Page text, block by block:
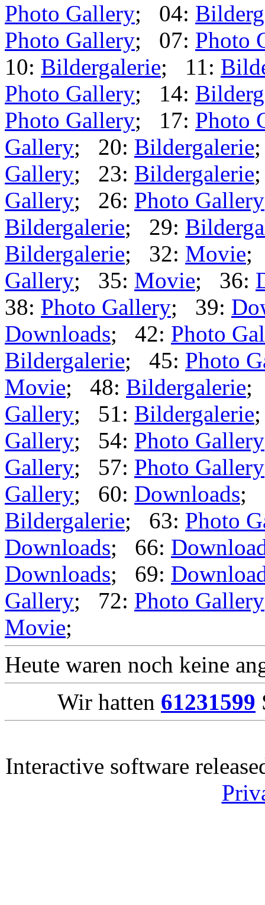
Photo Gallery; 04:
Photo Gallery; 07: Photo
10: Bildergalerie; 11:
Photo Gallery; 14:
Photo Gallery; 17: Photo
Gallery; 20: Bildergalerie
Gallery; 23: Bildergalerie
Gallery; 26: Photo Gallery
Bildergalerie; 29:
Bildergalerie; 32: Movie;
Gallery; 35: Movie; 36:
38: Photo Gallery; 39:
Downloads; 42: Photo
Bildergalerie; 45: Photo
Movie; 48: Bildergalerie;
Gallery; 51: Bildergalerie
Gallery; 54: Photo Gallery
Gallery; 57: Photo Gallery
Gallery; 60: Downloads;
Bildergalerie; 63: Photo
Downloads; 66:
Downloads; 69:
Gallery; 72: Photo Gallery
Movie;
Heute waren noch keine
Wir hatten 61231599
Interactive software